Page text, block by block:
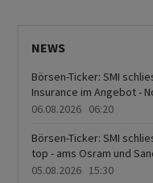
NEWS
Börsen-Ticker: SMI
Insurance im Angebot -
schwach
06.08.2026 06:20
Börsen-Ticker: SMI
top - ams Osram und
Life und Swisscom am
05.08.2026 15:30